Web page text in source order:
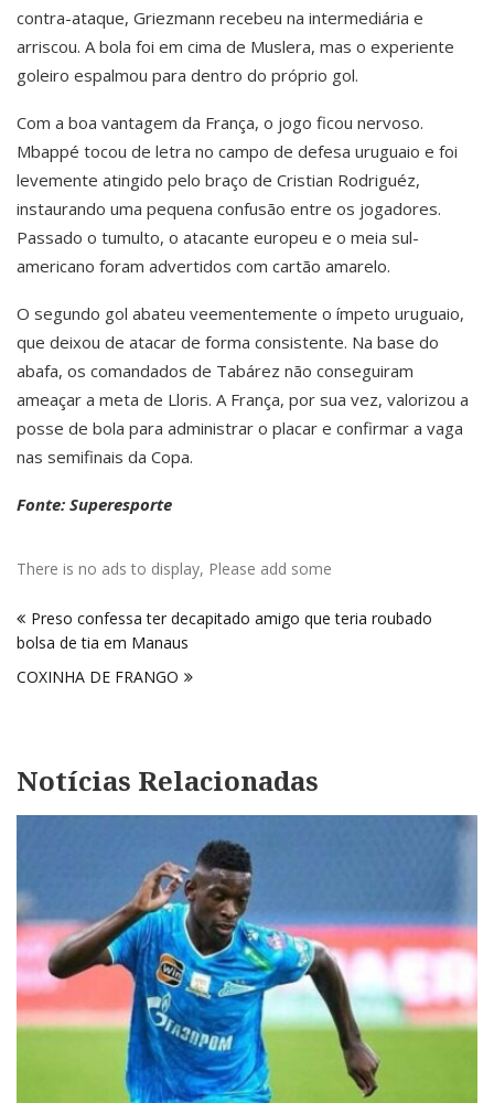
contra-ataque, Griezmann recebeu na intermediária e
arriscou. A bola foi em cima de Muslera, mas o experiente
goleiro espalmou para dentro do próprio gol.
Com a boa vantagem da França, o jogo ficou nervoso.
Mbappé tocou de letra no campo de defesa uruguaio e foi
levemente atingido pelo braço de Cristian Rodriguéz,
instaurando uma pequena confusão entre os jogadores.
Passado o tumulto, o atacante europeu e o meia sul-
americano foram advertidos com cartão amarelo.
O segundo gol abateu veementemente o ímpeto uruguaio,
que deixou de atacar de forma consistente. Na base do
abafa, os comandados de Tabárez não conseguiram
ameaçar a meta de Lloris. A França, por sua vez, valorizou a
posse de bola para administrar o placar e confirmar a vaga
nas semifinais da Copa.
Fonte: Superesporte
There is no ads to display, Please add some
de
Post
Preso confessa ter decapitado amigo que teria roubado
bolsa de tia em Manaus
COXINHA DE FRANGO
Notícias Relacionadas